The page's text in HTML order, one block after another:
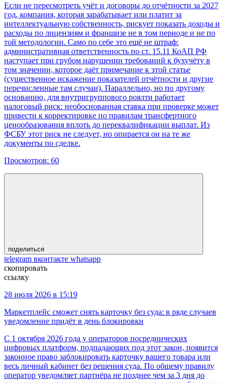
Если не пересмотреть учёт и договоры до отчётности за 2027
год, компания, которая зарабатывает или платит за
интеллектуальную собственность, рискует показать доходы и
расходы по лицензиям и франшизе не в том периоде и не по
той методологии. Само по себе это ещё не штраф:
административная ответственность по ст. 15.11 КоАП РФ
наступает при грубом нарушении требований к бухучёту в
том значении, которое даёт примечание к этой статье
(существенное искажение показателей отчётности и другие
перечисленные там случаи). Параллельно, но по другому
основанию, для внутригруппового роялти работает
налоговый риск: необоснованная ставка при проверке может
привести к корректировке по правилам трансфертного
ценообразования вплоть до переквалификации выплат. Из
ФСБУ этот риск не следует, но опирается он на те же
документы по сделке.
Просмотров: 60
поделиться
telegram вконтакте whatsapp
скопировать
ссылку
28 июля 2026 в 15:19
Маркетплейс сможет снять карточку без суда: в ряде случаев
уведомление придёт в день блокировки
С 1 октября 2026 года у операторов посреднических
цифровых платформ, подпадающих под этот закон, появится
законное право заблокировать карточку вашего товара или
весь личный кабинет без решения суда. По общему правилу
оператор уведомляет партнёра не позднее чем за 3 дня до